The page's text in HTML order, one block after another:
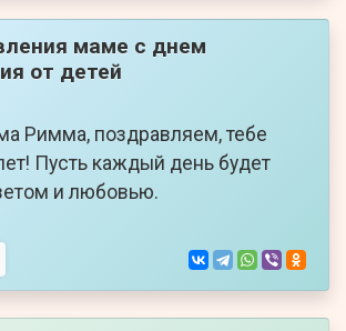
маме с днем
от детей
Римма, поздравляем, тебе
Пусть каждый день будет
и любовью.